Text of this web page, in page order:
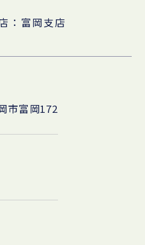
：富岡支店
市富岡172